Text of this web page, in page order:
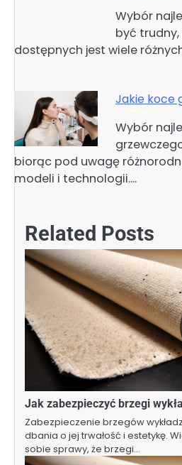
Wybór
być
dostępnych jest wiele
Jakie koce
Wybór
biorąc pod uwagę
modeli i technologii.…
Related Posts
Jak zabezpieczyć brzegi
Zabezpieczenie brzegów
dbania o jej trwałość i estetykę.
sobie sprawy, że brzegi…